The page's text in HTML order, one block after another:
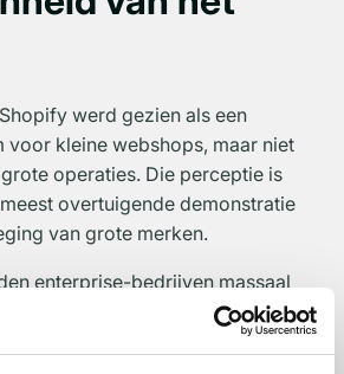
werd gezien als een
voor kleine webshops, maar niet
operaties. Die perceptie is
overtuigende demonstratie
van grote merken.
enterprise-bedrijven massaal
en Salesforce Commerce